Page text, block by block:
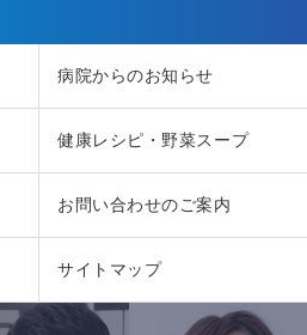
病院からのお知らせ
健康レシピ・野菜スープ
お問い合わせのご案内
サイトマップ